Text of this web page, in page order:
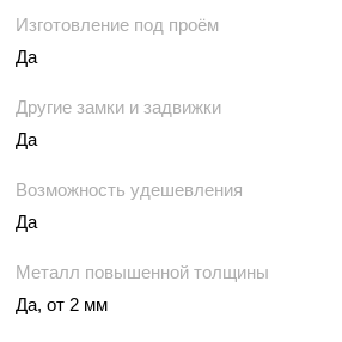
Изготовление под проём
Да
Другие замки и задвижки
Да
Возможность удешевления
Да
Металл повышенной толщины
Да, от 2 мм